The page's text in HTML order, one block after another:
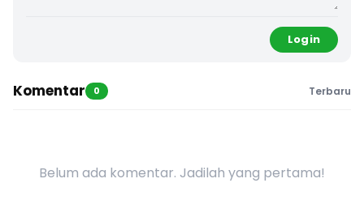
Login
Komentar 0 Terbaru
Belum ada komentar. Jadilah yang pertama!